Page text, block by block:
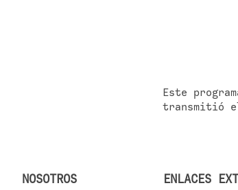
Este
transmitió
NOSOTROS ENLACES